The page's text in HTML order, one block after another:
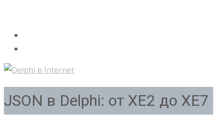
JSON в Delphi: от XE2 до XE7